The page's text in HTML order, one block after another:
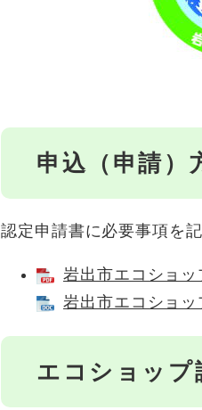
申込（申請）
認定申請書に必要事項を
岩出市エコショ
岩出市エコショ
エコショップ